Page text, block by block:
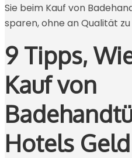
Sie beim Kauf von
sparen, ohne an Qualität
9 Tipps,
Kauf von
Hotels